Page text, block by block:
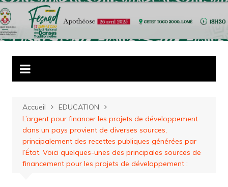
Aller
au
contenu
Accueil
EDUCATION
L’argent pour financer les projets de développement
dans un pays provient de diverses sources,
principalement des recettes publiques générées par
l’État. Voici quelques-unes des principales sources de
financement pour les projets de développement :